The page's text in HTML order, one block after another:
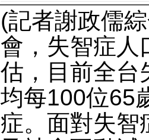
(記者謝政儒
會，失智症人
估，目前全台
均每100位65
症。面對失智